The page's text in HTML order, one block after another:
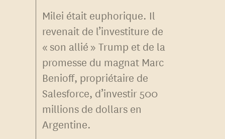
Milei était euphorique. Il
revenait de l’investiture de
« son allié » Trump et de la
promesse du magnat Marc
Benioff, propriétaire de
Salesforce, d’investir 500
millions de dollars en
Argentine.